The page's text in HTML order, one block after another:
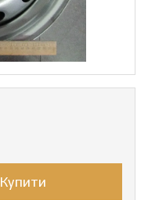
Купити